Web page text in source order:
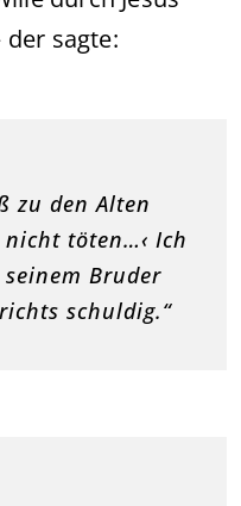
sagte:
zu den Alten
nicht töten…‹ Ich
Bruder
schuldig.“